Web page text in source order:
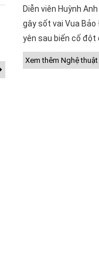
Diễn viên Huỳnh
gây sốt vai Vua Bảo
yên sau biến cố đột
Xem thêm Nghệ thuật